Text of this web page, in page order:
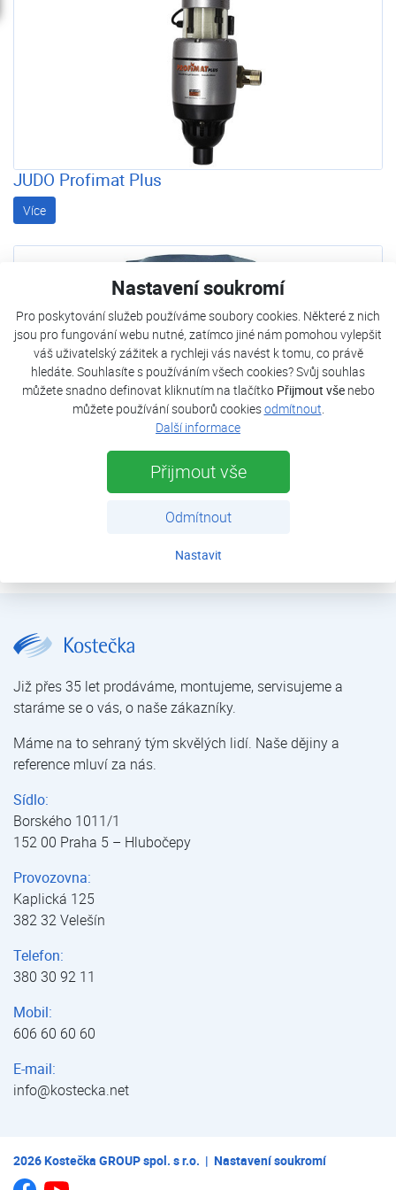
Nastavení soukromí
Pro poskytování služeb používáme soubory cookies. Některé z nich
jsou pro fungování webu nutné, zatímco jiné nám pomohou vylepšit
váš uživatelský zážitek a rychleji vás navést k tomu, co právě
hledáte. Souhlasíte s používáním všech cookies? Svůj souhlas
můžete snadno definovat kliknutím na tlačítko Přijmout všenebo
můžete používání souborů cookiesodmítnout.
Další informace
Přijmout vše
Odmítnout
Nastavit
JUDO Profimat Plus
Více
Již přes 35 let prodáváme, montujeme, servisujeme a
staráme se o vás, o naše zákazníky.
Máme na to sehraný tým skvělých lidí. Naše dějiny a
reference mluví za nás.
Sídlo:
Borského 1011/1
152 00 Praha 5 – Hlubočepy
Provozovna:
Kaplická 125
382 32 Velešín
Telefon:
380 30 92 11
Mobil:
606 60 60 60
E-mail:
info@kostecka.net
2026Kostečka GROUP spol. s r.o. | Nastavení soukromí